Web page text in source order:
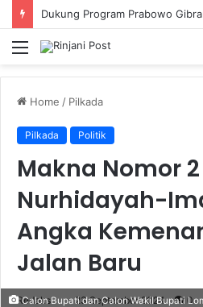
Menu
Home / Pilkada
Pilkada Politik
Makna Nomor 2
Nurhidayah-
Angka
Jalan Baru
Redaksi 23 September 2024 0
Calon Bupati dan Calon Wakil Bupati